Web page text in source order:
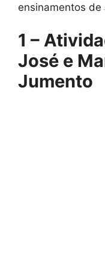
ensinamentos de
1 –
José e
Jumento